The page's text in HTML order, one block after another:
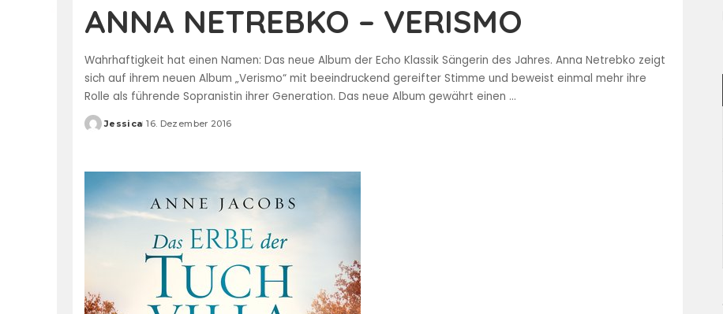
ANNA NETREBKO – VERISMO
Wahrhaftigkeit hat einen Namen: Das neue Album der Echo Klassik Sängerin des Jahres. Anna Netrebko zeigt
sich auf ihrem neuen Album „Verismo“ mit beeindruckend gereifter Stimme und beweist einmal mehr ihre
Rolle als führende Sopranistin ihrer Generation. Das neue Album gewährt einen ...
Posted
Jessica 16. Dezember 2016